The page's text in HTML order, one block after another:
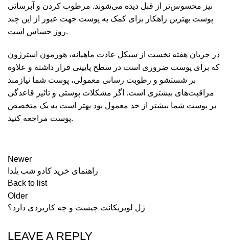
نیز محسوس‌تر از قبل دیده می‌شوند. مرطوب کردن و آبرسانی
پوست بهترین راهکار برای کمک به پوست جهت عبور از این چند
روز حساس است.
در جریان هفته نخست از سیکل عادت ماهیانه، هورمون استرژون
که برای پوست ضروری است در سطح پایینی قرار داشته و علاوه
بر شستشو و رطوبت رسانی معمولی، پوست شما نیازمند
مراقبت‌های بیشتری است. اگر مشکلات پوستی و تاثیر قاعدگی
بر پوست شما بیشتر از حد معمول بود بهتر است به یک متخصص
پوست مراجعه کنید.
Newer
راهنمای خرید کادو شب یلدا
Back to list
Older
ژل لوبریکانت چیست و چه کاربردی دارد؟
LEAVE A REPLY